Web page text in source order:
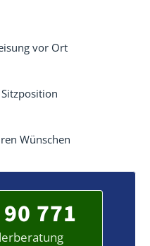
vor Ort
Wünschen
771